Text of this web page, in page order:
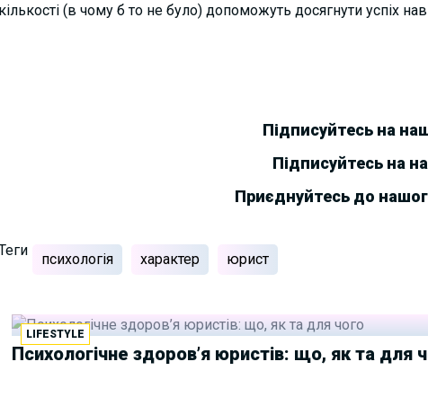
кількості (в чому б то не було) допоможуть досягнути успіх
Підписуйтесь на
Підписуйтесь на
Приєднуйтесь до
психологія характер юрист
LIFESTYLE
Психологічне здоров’я юристів: що, як та для